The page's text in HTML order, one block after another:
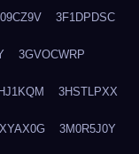
3F1DPDSC
3GVOCWRP
3HSTLPXX
3M0R5J0Y